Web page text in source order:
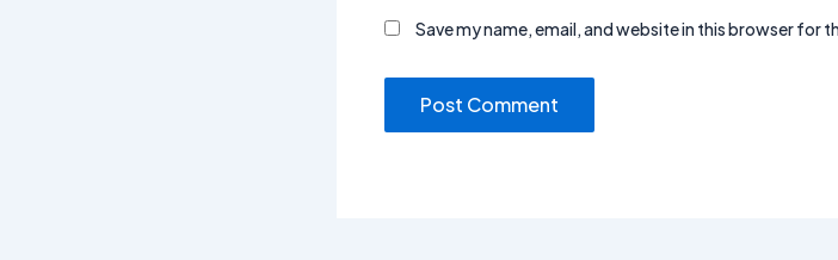
Save my name, email, and website in this browser for